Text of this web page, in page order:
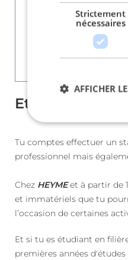
Études supérieures :
Stage à l’étranger
Et chez
Tu comptes effectuer un
professionnel mais
Chez HEYMEet à partir de
et immatériels que tu
l’occasion de certaines
Et si tu es étudiant en
premières années
Strictement
nécessaires
AFFICHER
Nom
session_uuid